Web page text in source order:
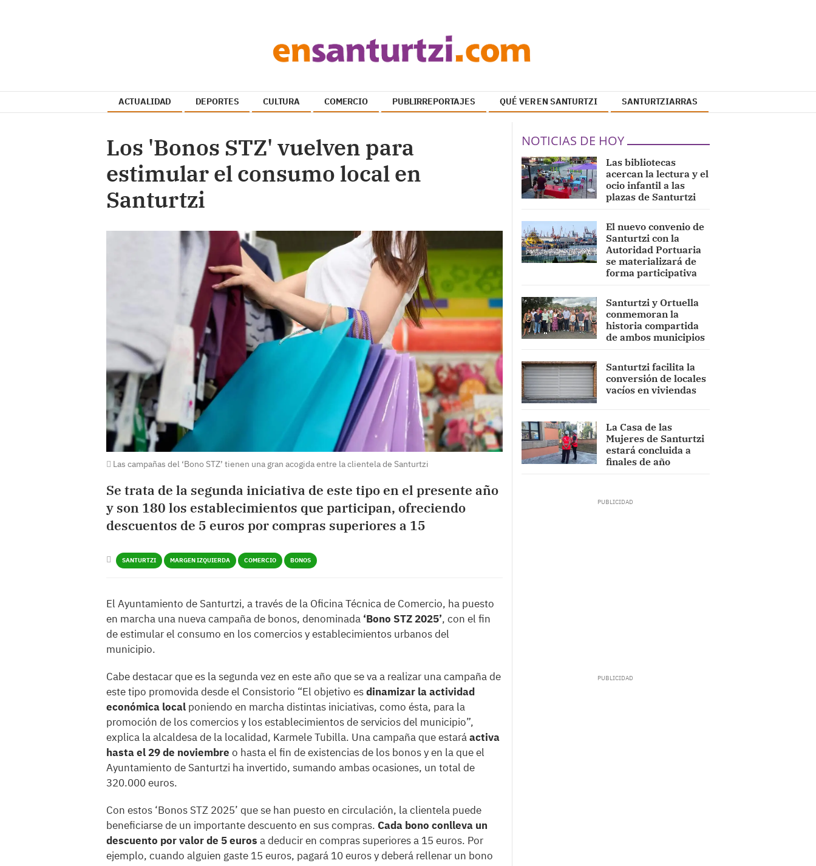
ACTUALIDAD DEPORTES CULTURA COMERCIO PUBLIRREPORTAJES QUÉ VER EN SANTURTZI SANTURTZIARRAS
Los 'Bonos STZ' vuelven para
estimular el consumo local en
Santurtzi
Las campañas del ‘Bono STZ’ tienen una gran acogida entre la clientela de Santurtzi
Se trata de la segunda iniciativa de este tipo en el presente año
y son 180 los establecimientos que participan, ofreciendo
descuentos de 5 euros por compras superiores a 15
SANTURTZI MARGEN IZQUIERDA COMERCIO BONOS
El Ayuntamiento de Santurtzi, a través de la Oficina Técnica de Comercio, ha puesto
en marcha una nueva campaña de bonos, denominada ‘Bono STZ 2025’, con el fin
de estimular el consumo en los comercios y establecimientos urbanos del
municipio.
Cabe destacar que es la segunda vez en este año que se va a realizar una campaña de
este tipo promovida desde el Consistorio “El objetivo esdinamizar la actividad
económica local poniendo en marcha distintas iniciativas, como ésta, para la
promoción de los comercios y los establecimientos de servicios del municipio”,
explica la alcaldesa de la localidad, Karmele Tubilla. Una campaña que estaráactiva
hasta el 29 de noviembre o hasta el fin de existencias de los bonos y en la que el
Ayuntamiento de Santurtzi ha invertido, sumando ambas ocasiones, un total de
320.000 euros.
Con estos ‘Bonos STZ 2025’ que se han puesto en circulación, la clientela puede
beneficiarse de un importante descuento en sus compras. Cada bono conlleva un
descuento por valor de 5 euros a deducir en compras superiores a 15 euros. Por
ejemplo, cuando alguien gaste 15 euros, pagará 10 euros y deberá rellenar un bono
NOTICIAS DE HOY
Las bibliotecas
acercan la lectura y el
ocio infantil a las
plazas de Santurtzi
El nuevo convenio de
Santurtzi con la
Autoridad Portuaria
se materializará de
forma participativa
Santurtzi y Ortuella
conmemoran la
historia compartida
de ambos municipios
Santurtzi facilita la
conversión de locales
vacíos en viviendas
La Casa de las
Mujeres de Santurtzi
estará concluida a
finales de año